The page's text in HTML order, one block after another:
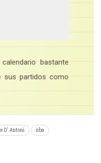
bastante
sus partidos como
D' Antoni
nba